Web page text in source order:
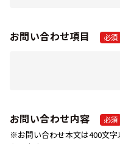
お問い合わせ項目
お問い合わせ内容
※お問い合わせ本文は400文